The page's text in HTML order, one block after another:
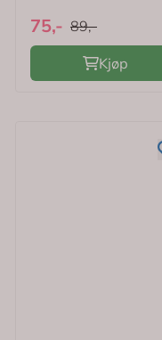
75,- 89,-
Kjøp